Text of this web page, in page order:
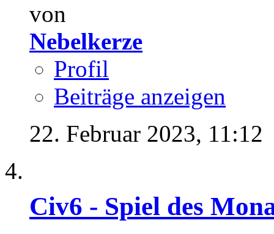
von
Nebelkerze
Profil
Beiträge anzeigen
22. Februar 2023, 11:12
Civ6 - Spiel des